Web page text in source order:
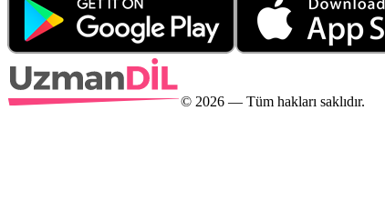
© 2026 — Tüm hakları saklıdır.